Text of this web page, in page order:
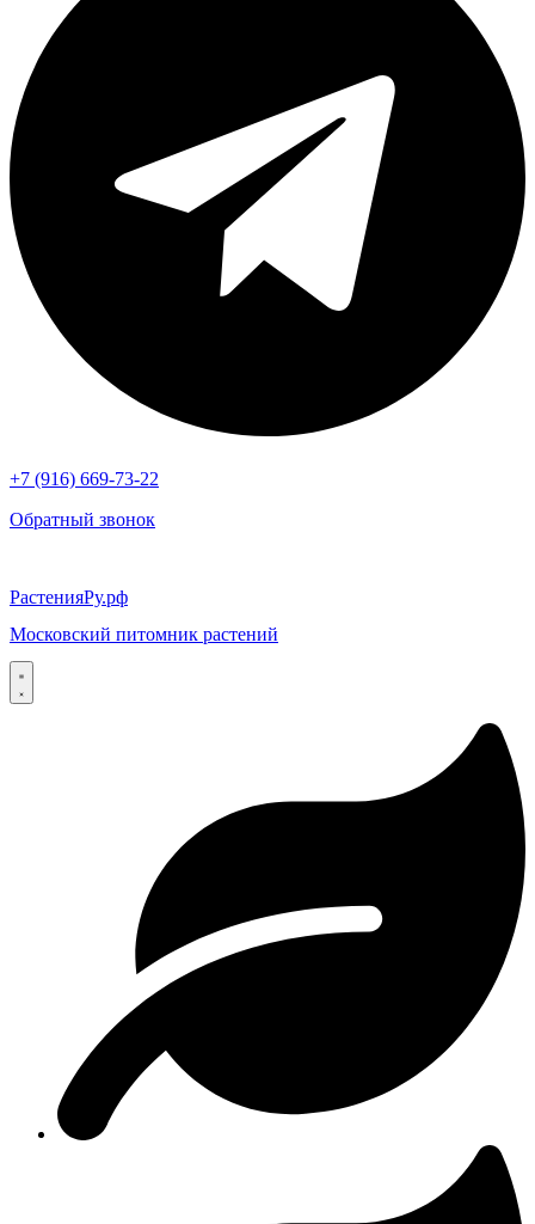
+7 (916) 669-73-22
Обратный звонок
РастенияРу.рф
Московский питомник растений